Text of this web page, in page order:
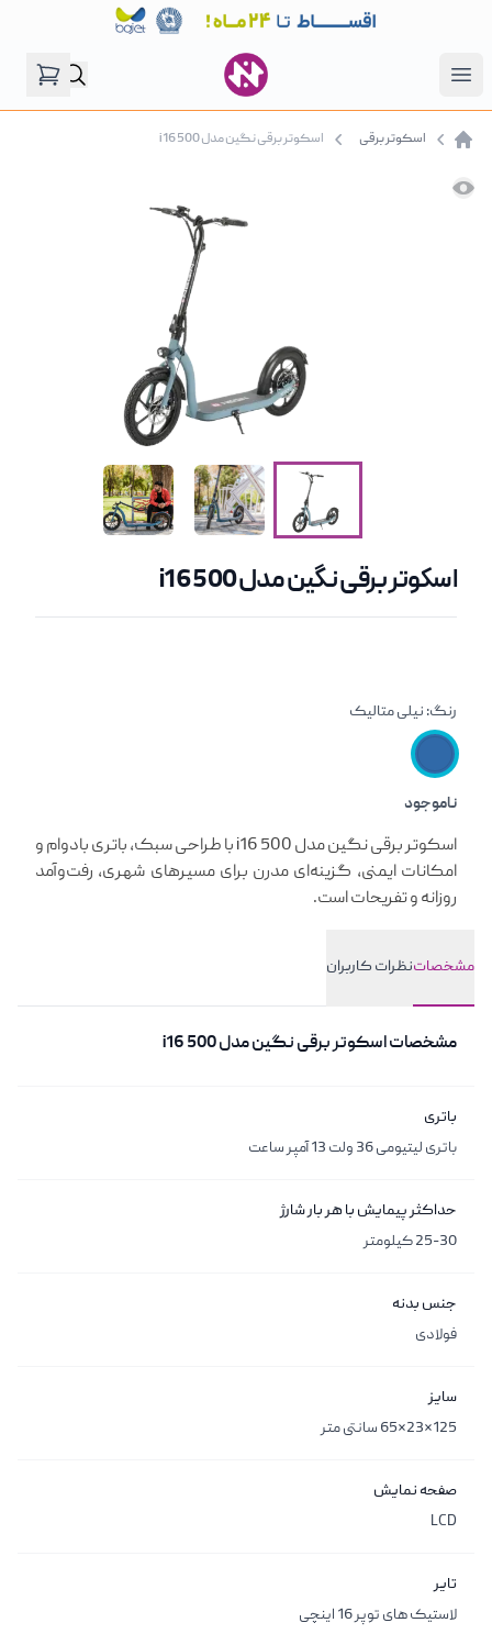
Open menu فروشگاه نگین موتور
اسکوتر برقی اسکوتر برقی نگین مدل i16 500
اسکوتر برقی نگین مدل i16 500
رنگ: نیلی متالیک
ناموجود
معرفی کوتاه محصول
اسکوتر برقی نگین مدل i16 500 با طراحی سبک، باتری بادوام و
امکانات ایمنی، گزینه‌ای مدرن برای مسیرهای شهری، رفت‌وآمد
روزانه و تفریحات است.
مشخصاتنظرات کاربران
مشخصات
مشخصاتاسکوتر برقی نگین مدل i16 500
باتری
باتری لیتیومی 36 ولت 13 آمپر ساعت
حداکثر پیمایش با هر بار شارژ
25-30 کیلومتر
جنس بدنه
فولادی
سایز
125*23*65 سانتی متر
صفحه نمایش
LCD
تایر
لاستیک های توپر 16 اینچی